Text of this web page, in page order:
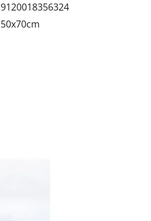
9120018356324
50x70cm